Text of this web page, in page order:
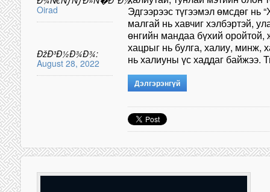
Oirad
ÐžÐ³Ð½Ð¾Ð¾:
August 28, 2022
Эдгээрээс түгээмэл өмсдөг
малгай нь хавчиг хэлбэртэй,
өнгийн мандаа бүхий оройтой,
хацрыг нь булга, халиу, минж,
нь халиуны үс хаддаг байжээ.
Дэлгэрэнгүй